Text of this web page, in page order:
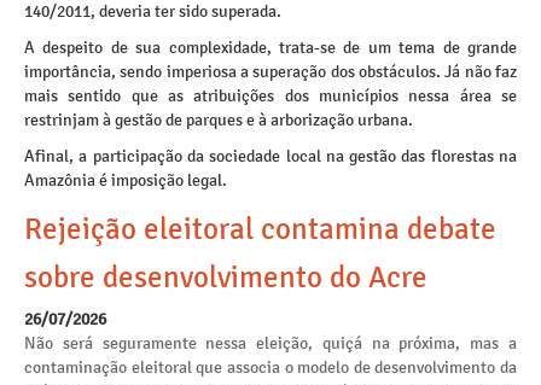
140/2011, deveria ter sido superada.
A despeito de sua complexidade, trata-se de um tema de grande
importância, sendo imperiosa a superação dos obstáculos. Já não faz
mais sentido que as atribuições dos municípios nessa área se
restrinjam à gestão de parques e à arborização urbana.
Afinal, a participação da sociedade local na gestão das florestas na
Amazônia é imposição legal.
Rejeição eleitoral contamina debate
sobre desenvolvimento do Acre
26/07/2026
Não será seguramente nessa eleição, quiçá na próxima, mas a
contaminação eleitoral que associa o modelo de desenvolvimento da